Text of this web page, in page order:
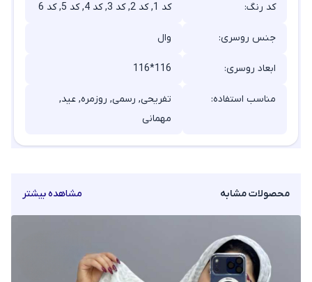
کد رنگ: کد 1, کد 2, کد 3, کد 4, کد 5, کد 6
جنس روسری: وال
ابعاد روسری: 116*116
مناسب استفاده:
تفریحی, رسمی, روزمره, عید,
مهمانی
محصولات مشابه مشاهده بیشتر